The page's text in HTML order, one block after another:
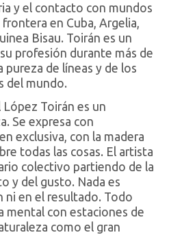
y el contacto con mundos
en Cuba, Argelia,
Bisau. Toirán es un
profesión durante más de
pureza de líneas y de los
del mundo.
Toirán es un
Se expresa con
exclusiva, con la madera
todas las cosas. El artista
colectivo partiendo de la
y del gusto. Nada es
ni en el resultado. Todo
mental con estaciones de
como el gran